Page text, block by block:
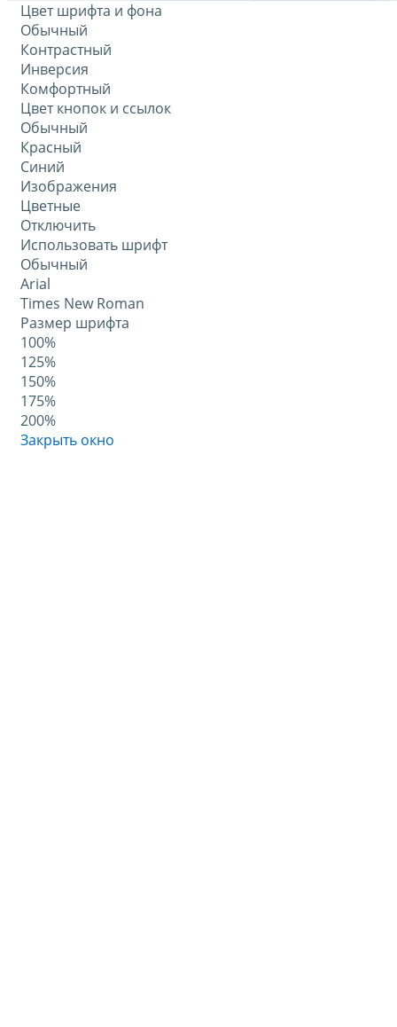
Цвет шрифта и фона
Обычный
Контрастный
Инверсия
Комфортный
Цвет кнопок и ссылок
Обычный
Красный
Синий
Изображения
Цветные
Отключить
Использовать шрифт
Обычный
Arial
Times New Roman
Размер шрифта
100%
125%
150%
175%
200%
Закрыть окно